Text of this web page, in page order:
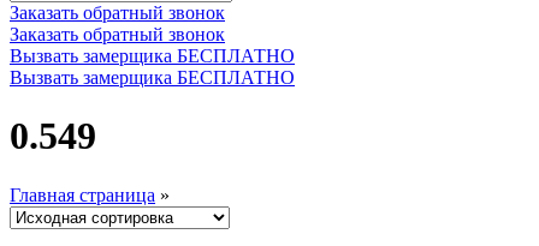
Заказать обратный звонок
Заказать обратный звонок
Вызвать замерщика БЕСПЛАТНО
Вызвать замерщика БЕСПЛАТНО
0.549
Главная страница »